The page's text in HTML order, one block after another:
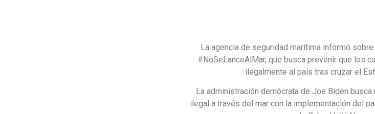
La agencia de seguridad marítima informó
#NoSeLanceAlMar, que busca prevenir que los
ilegalmente al país tras cruzar el
La administración demócrata de Joe Biden
ilegal a través del mar con la implementación del